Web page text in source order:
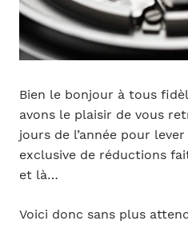
Bien le bonjour à tous
avons le plaisir de vous
jours de l’année pour
exclusive de réductions
et là…
Voici donc sans plus